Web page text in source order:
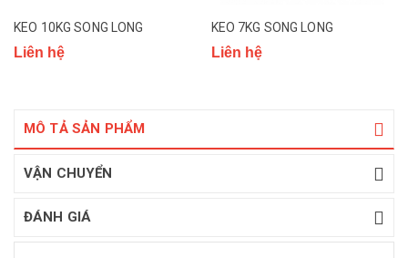
KEO 10KG SONG LONG
Liên hệ
KEO 7KG SONG LONG
Liên hệ
MÔ TẢ SẢN PHẨM
VẬN CHUYỂN
ĐÁNH GIÁ